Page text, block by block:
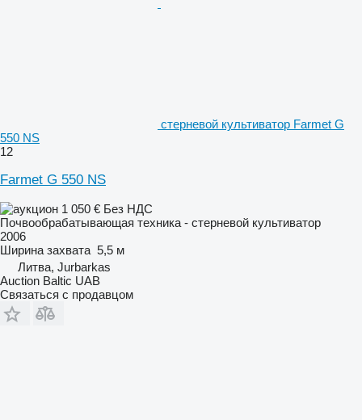
стерневой культиватор Farmet G
550 NS
12
Farmet G 550 NS
1 050 € Без НДС
Почвообрабатывающая техника - стерневой культиватор
2006
Ширина захвата 5,5 м
Литва, Jurbarkas
Auction Baltic UAB
Связаться с продавцом